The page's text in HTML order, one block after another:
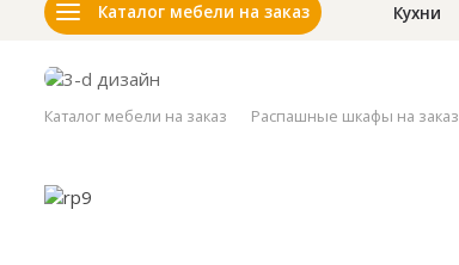
Каталог мебели на заказ Кухни
Каталог мебели на заказ Распашные шкафы на заказ